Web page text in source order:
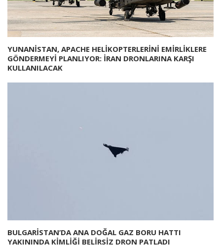
YUNANİSTAN, APACHE HELİKOPTERLERİNİ EMİRLİKLERE
GÖNDERMEYİ PLANLIYOR: İRAN DRONLARINA KARŞI
KULLANILACAK
BULGARİSTAN’DA ANA DOĞAL GAZ BORU HATTI
YAKININDA KİMLİĞİ BELİRSİZ DRON PATLADI